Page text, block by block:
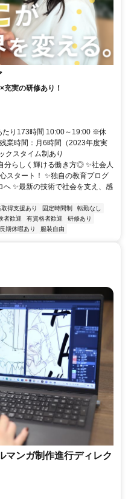
実の研修あり！
たり173時間 10:00～19:00 ※休
業時間：月6時間（2023年度実
クスタイム制あり
分らしく輝ける働き方◎ ✨社会人
スタート！ ✨独自の教育プログ
✨最新の技術で社会を支え、感
取得支援あり 固定時間制
転勤なし
者歓迎 有資格者歓迎
研修あり
長期休暇あり 服装自由
マンガ制作進行ディレク